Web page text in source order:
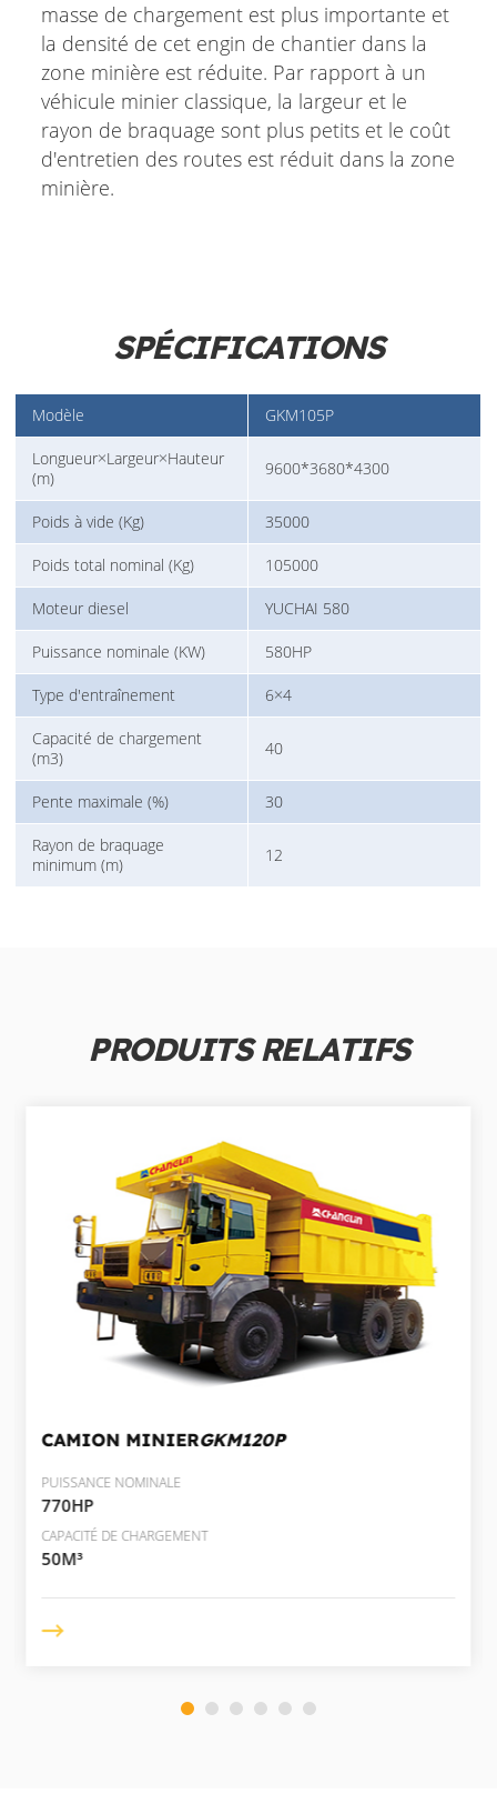
masse de chargement est plus importante et
la densité de cet engin de chantier dans la
zone minière est réduite. Par rapport à un
véhicule minier classique, la largeur et le
rayon de braquage sont plus petits et le coût
d'entretien des routes est réduit dans la zone
minière.
SPÉCIFICATIONS
Modèle GKM105P
Longueur×Largeur×Hauteur
(m)
9600*3680*4300
Poids à vide (Kg) 35000
Poids total nominal (Kg) 105000
Moteur diesel YUCHAI 580
Puissance nominale (KW) 580HP
Type d'entraînement 6×4
Capacité de chargement
(m3)
40
Pente maximale (%) 30
Rayon de braquage
minimum (m)
12
PRODUITS RELATIFS
CAMION MINIERGKM120P
PUISSANCE NOMINALE
770HP
CAPACITÉ DE CHARGEMENT
50M³